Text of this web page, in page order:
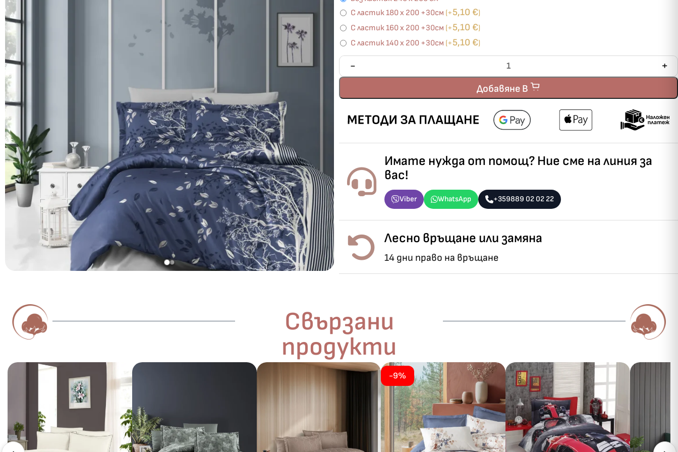
С ластик 180 х 200 +30см (+5,10 €)
С ластик 160 х 200 +30см (+5,10 €)
С ластик 140 х 200 +30см (+5,10 €)
Добавяне В
Имате нужда от помощ? Ние сме на линия за
вас!
Viber WhatsApp +359889 02 02 22
Лесно връщане или замяна
14 дни право на връщане
Свързани
продукти
-9%